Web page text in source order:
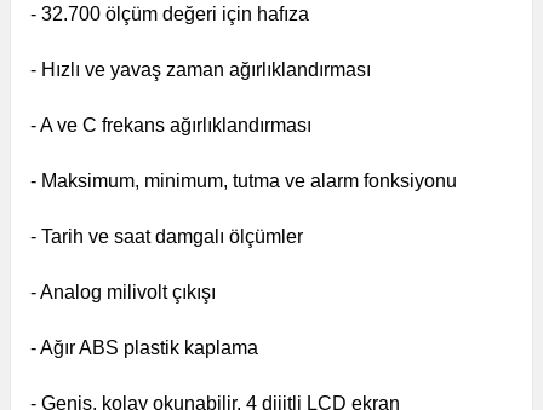
- 32.700 ölçüm değeri için hafıza
- Hızlı ve yavaş zaman ağırlıklandırması
- A ve C frekans ağırlıklandırması
- Maksimum, minimum, tutma ve alarm fonksiyonu
- Tarih ve saat damgalı ölçümler
- Analog milivolt çıkışı
- Ağır ABS plastik kaplama
- Geniş, kolay okunabilir, 4 dijitli LCD ekran